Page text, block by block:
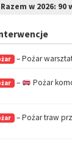
Razem w 2026: 90
– Pożar
–
Pożar
– Pożar traw